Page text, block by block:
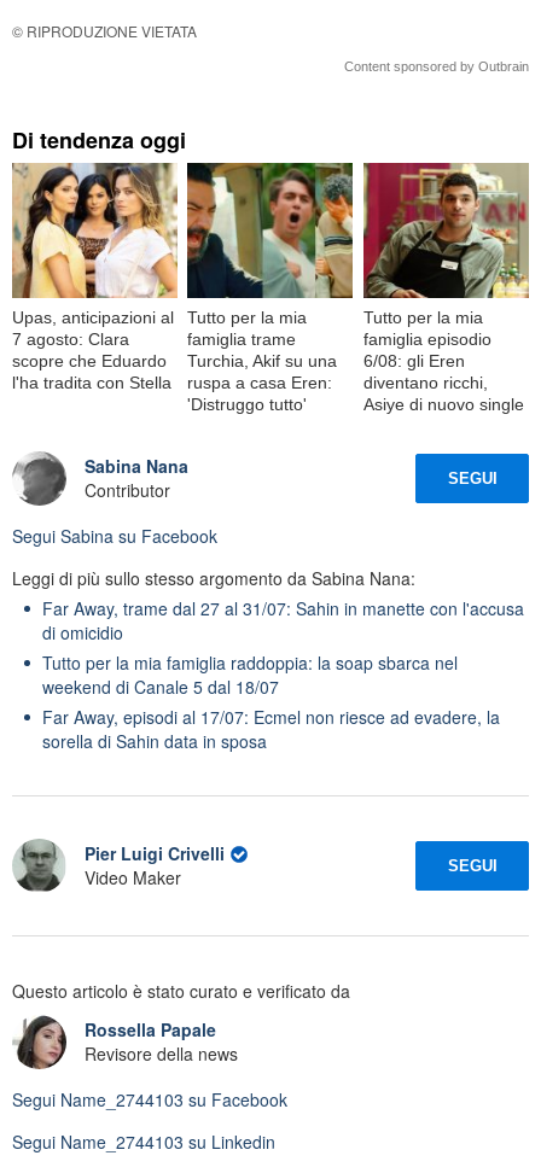
© RIPRODUZIONE VIETATA
Content sponsored by Outbrain
Di tendenza oggi
Upas, anticipazioni al
7 agosto: Clara
scopre che Eduardo
l'ha tradita con Stella
Tutto per la mia
famiglia trame
Turchia, Akif su una
ruspa a casa Eren:
'Distruggo tutto'
Tutto per la mia
famiglia episodio
6/08: gli Eren
diventano ricchi,
Asiye di nuovo single
Sabina Nana
Contributor
SEGUI
Segui Sabina su Facebook
Leggi di più sullo stesso argomento da Sabina Nana:
Far Away, trame dal 27 al 31/07: Sahin in manette con l'accusa
di omicidio
Tutto per la mia famiglia raddoppia: la soap sbarca nel
weekend di Canale 5 dal 18/07
Far Away, episodi al 17/07: Ecmel non riesce ad evadere, la
sorella di Sahin data in sposa
Pier Luigi Crivelli
Video Maker
SEGUI
Questo articolo è stato curato e verificato da
Rossella Papale
Revisore della news
Segui Name_2744103 su Facebook
Segui Name_2744103 su Linkedin